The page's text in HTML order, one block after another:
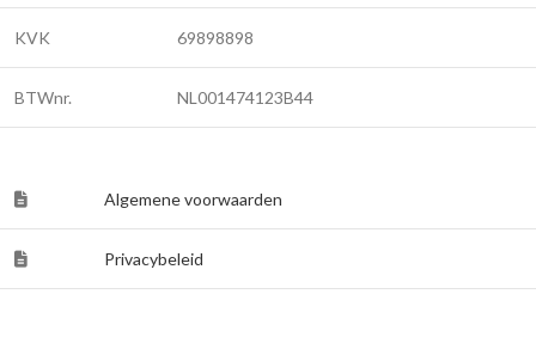
KVK 69898898
BTWnr. NL001474123B44
Algemene voorwaarden
Privacybeleid